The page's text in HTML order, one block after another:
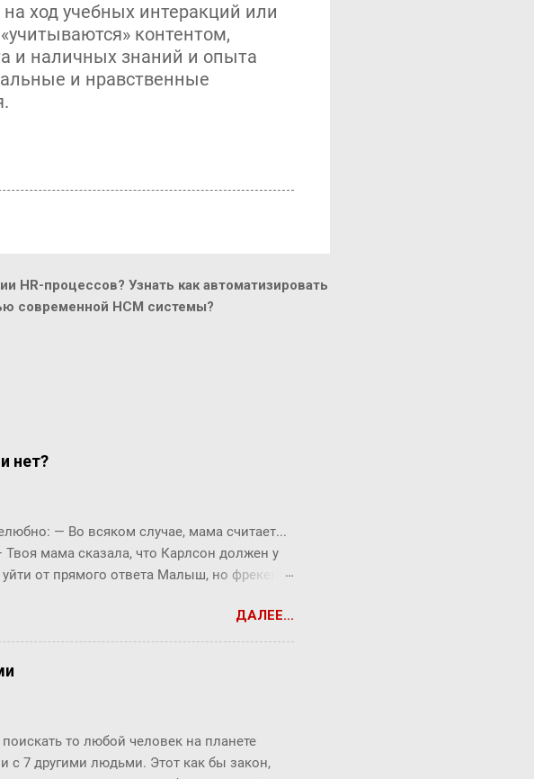
ход учебных интеракций или
контентом,
и наличных знаний и опыта
и нравственные
HR-процессов? Узнать как автоматизировать
современной HCM системы?
нет?
― Во всяком случае, мама считает...
мама сказала, что Карлсон должен у
от прямого ответа Малыш, но фрекен
трудно, ― вмешался Карлсон. ― Я сейчас
Ты перестала пить коньяк по утрам,
вот-вот упадет без чувств. Она хотела
Карлсон с торжеством. ― Повторяю
― убежденно заверил Малыш, которому
ДАЛЕЕ...
то любой человек на планете
с 7 другими людьми. Этот как бы закон,